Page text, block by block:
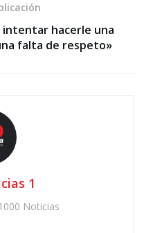
hacerle una
falta de respeto»
1
Noticias